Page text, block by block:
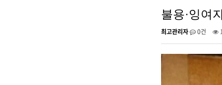
불용·잉여
최고관리자 0건